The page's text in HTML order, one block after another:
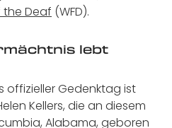
the Deaf (WFD).
lebt
offizieller Gedenktag ist
Kellers, die an diesem
Alabama, geboren